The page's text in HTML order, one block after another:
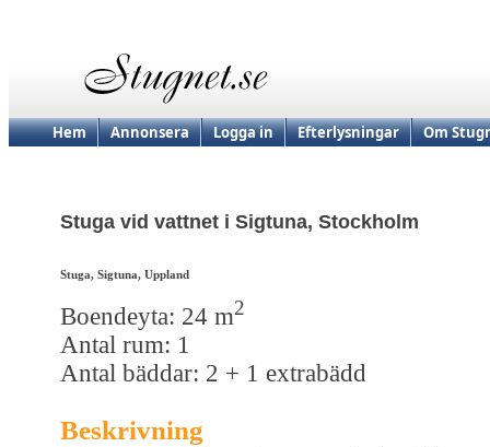
Hem Annonsera Logga in Efterlysningar Om
Stuga vid vattnet i Sigtuna, Stockholm
Stuga, Sigtuna, Uppland
Boendeyta: 24 m2
Antal rum: 1
Antal bäddar: 2 + 1 extrabädd
Beskrivning